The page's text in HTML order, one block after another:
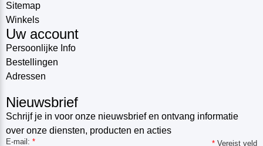
Sitemap
Winkels
Uw account
Persoonlijke Info
Bestellingen
Adressen
Nieuwsbrief
Schrijf je in voor onze nieuwsbrief en ontvang informatie
over onze diensten, producten en acties
* Vereist veld
E-mail: *